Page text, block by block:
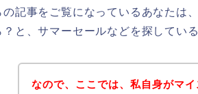
の記事をご覧になっているあなたは
？と、サマーセールなどを探してい
なので、ここでは、私自身がマ